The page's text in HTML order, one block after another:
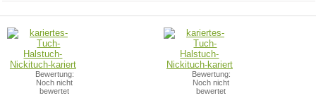
Bewertung:
Noch nicht
bewertet
Bewertung:
Noch nicht
bewertet